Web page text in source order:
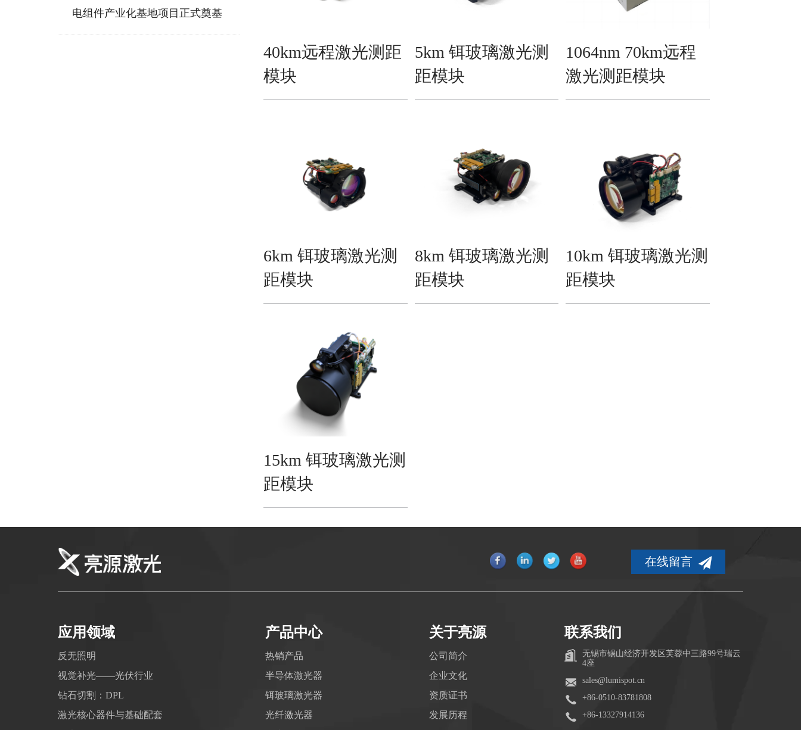
电组件产业化基地项目正式奠基
40km远程激光测距
模块
5km 铒玻璃激光测
距模块
1064nm 70km远程
激光测距模块
6km 铒玻璃激光测
距模块
8km 铒玻璃激光测
距模块
10km 铒玻璃激光测
距模块
15km 铒玻璃激光测
距模块
在线留言
应用领域
反无照明
视觉补光——光伏行业
钻石切割：DPL
激光核心器件与基础配套
产品中心
热销产品
半导体激光器
铒玻璃激光器
光纤激光器
关于亮源
公司简介
企业文化
资质证书
发展历程
联系我们
无锡市锡山经济开发区芙蓉中三路99号瑞云
4座
sales@lumispot.cn
+86-0510-83781808
+86-13327914136